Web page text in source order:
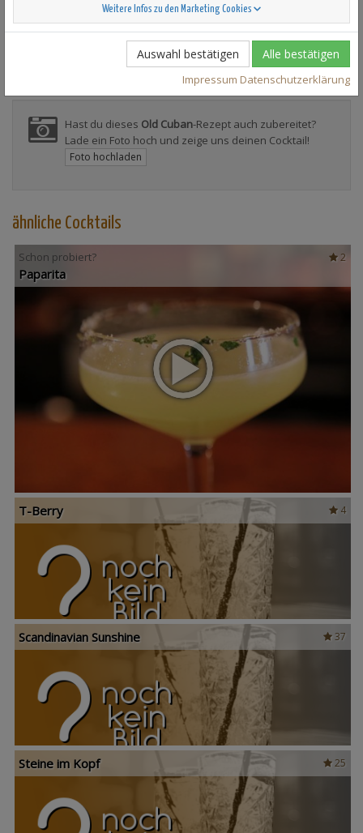
Hast du dieses Old Cuban-Rezept auch zubereitet?
Lade ein Foto hoch und zeige uns deinen Cocktail!
Foto hochladen
ähnliche Cocktails
2
Schon probiert?
Paparita
4
T-Berry
37
Scandinavian Sunshine
25
Steine im Kopf
Weitere Infos zu den Marketing Cookies
Auswahl bestätigen Alle bestätigen
Impressum Datenschutzerklärung